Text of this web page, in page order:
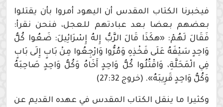
فيخبرنا الكتاب المقدس أن اليهود أمروا بأن يقتلوا
بعضهم بعضا بعد عبادتهم للعجل، فنحن نقرأ:
فَقَالَ لَهُمْ: «هكَذَا قَالَ الرَّبُّ إِلهُ إِسْرَائِيلَ: ضَعُوا كُلُّ
وَاحِدٍ سَيْفَهُ عَلَى فَخْذِهِ وَمُرُّوا وَارْجِعُوا مِنْ بَابٍ إِلَى بَابٍ
فِي الْمَحَلَّةِ، وَاقْتُلُوا كُلُّ وَاحِدٍ أَخَاهُ وَكُلُّ وَاحِدٍ صَاحِبَهُ
وَكُلُّ وَاحِدٍ قَرِيبَهُ». (خروج 27:32)
وكثيرا ما ينقل الكتاب المقدس في عهده القديم عن